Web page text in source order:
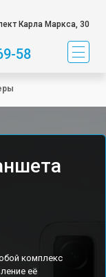
Карла Маркса, 30
58
комплекс
её